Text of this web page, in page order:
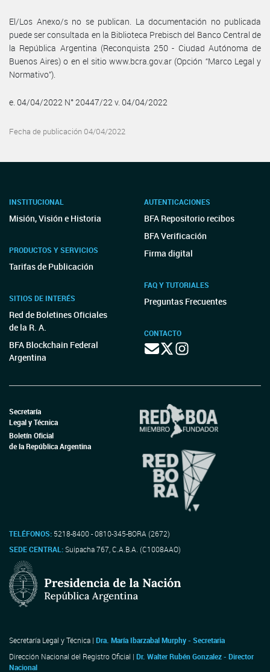
El/Los Anexo/s no se publican. La documentación no publicada
puede ser consultada en la Biblioteca Prebisch del Banco Central de
la República Argentina (Reconquista 250 - Ciudad Autónoma de
Buenos Aires) o en el sitio www.bcra.gov.ar (Opción “Marco Legal y
Normativo”).
e. 04/04/2022 N° 20447/22 v. 04/04/2022
Fecha de publicación 04/04/2022
INSTITUCIONAL
Misión, Visión e Historia
PRODUCTOS Y SERVICIOS
Tarifas de Publicación
SITIOS DE INTERÉS
Red de Boletines Oficiales
de la R. A.
BFA Blockchain Federal
Argentina
AUTENTICACIONES
BFA Repositorio recibos
BFA Verificación
Firma digital
FAQ Y TUTORIALES
Preguntas Frecuentes
CONTACTO
Secretaría
Legal y Técnica
Boletín Oficial
de la República Argentina
TELÉFONOS: 5218-8400 - 0810-345-BORA (2672)
SEDE CENTRAL:Suipacha 767, C.A.B.A. (C1008AAO)
Secretaría Legal y Técnica | Dra. María Ibarzabal Murphy - Secretaria
Dirección Nacional del Registro Oficial | Dr. Walter Rubén Gonzalez - Director
Nacional